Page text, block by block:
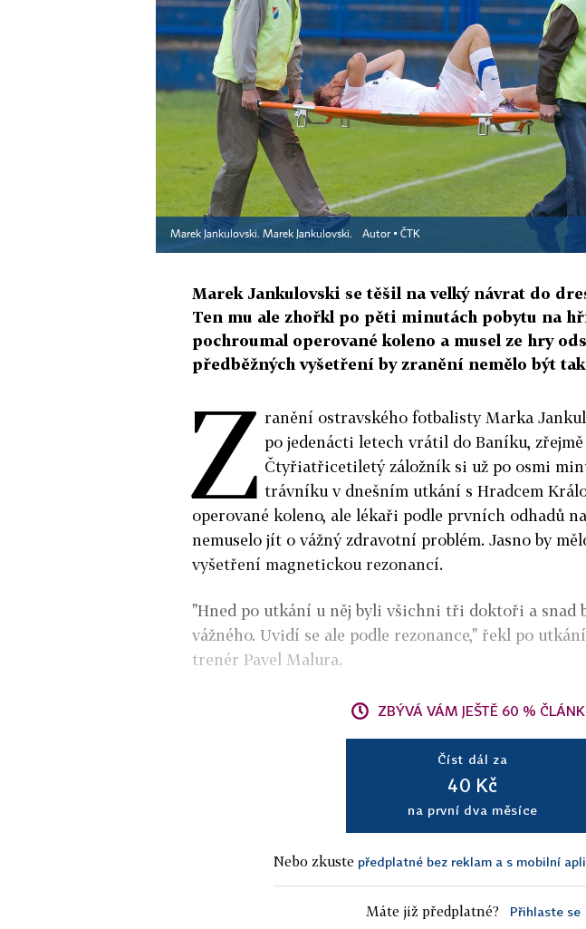
Marek Jankulovski. Marek Jankulovski. Autor ▪ ČTK
Marek Jankulovski se těšil na velký návrat do
Ten mu ale zhořkl po pěti minutách pobytu na
pochroumal operované koleno a musel ze hry
předběžných vyšetření by zranění nemělo být tak
Z ranění ostravského fotbalisty Marka
po jedenácti letech vrátil do Baníku, zřejmě
Čtyřiatřicetiletý záložník si už po osmi
trávníku v dnešním utkání s Hradcem
operované koleno, ale lékaři podle prvních odhadů
nemuselo jít o vážný zdravotní problém. Jasno by
vyšetření magnetickou rezonancí.
"Hned po utkání u něj byli všichni tři doktoři a snad
vážného. Uvidí se ale podle rezonance," řekl po
trenér Pavel Malura.
ZBÝVÁ VÁM JEŠTĚ 60 %
Číst dál za
40 Kč
na první dva měsíce
Nebo zkuste předplatné bez reklam a s mobilní
Máte již předplatné? Přihlaste se